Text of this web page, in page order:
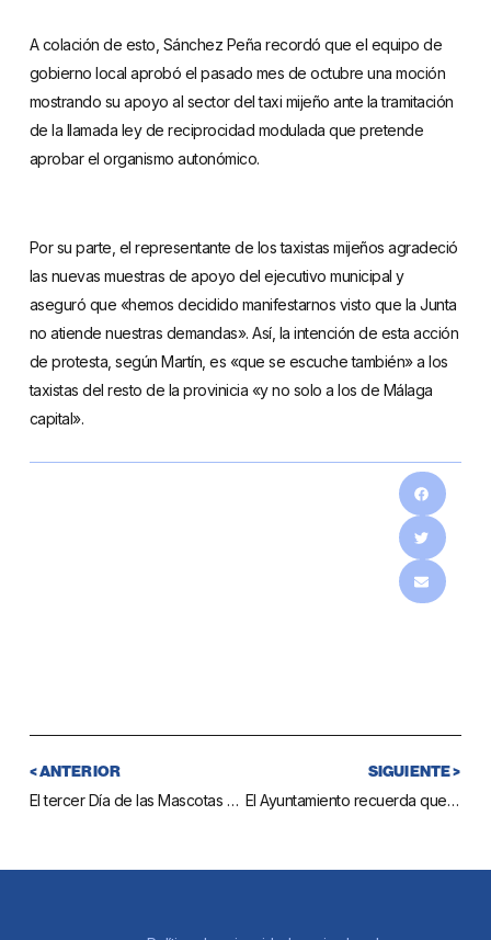
A colación de esto, Sánchez Peña recordó que el equipo de
gobierno local aprobó el pasado mes de octubre una moción
mostrando su apoyo al sector del taxi mijeño ante la tramitación
de la llamada ley de reciprocidad modulada que pretende
aprobar el organismo autonómico.
Por su parte, el representante de los taxistas mijeños agradeció
las nuevas muestras de apoyo del ejecutivo municipal y
aseguró que «hemos decidido manifestarnos visto que la Junta
no atiende nuestras demandas». Así, la intención de esta acción
de protesta, según Martín, es «que se escuche también» a los
taxistas del resto de la provinicia «y no solo a los de Málaga
capital».
< ANTERIOR
El tercer Día de las Mascotas de Mijas servirá para dar a conocer los beneficios de terapias con animales para discapacitados
SIGUIENTE >
El Ayuntamiento recuerda que los restos de poda y los escombros se tienen que depositar en el punto limpio de La Cala